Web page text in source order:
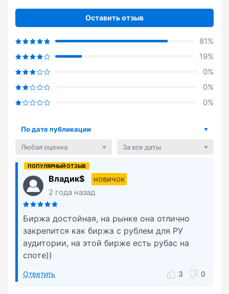
Оставить отзыв
81%
19%
0%
0%
0%
По дате публикации
Любая оценка За все даты
Владик$
новичок
2 года назад
Биржа достойная, на рынке она отлично
закрепится как биржа с рублем для РУ
аудитории, на этой бирже есть рубас на
споте))
Ответить 3 0